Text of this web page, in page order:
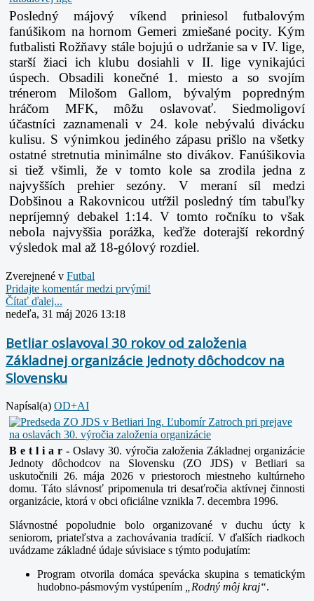
Posledný májový víkend priniesol futbalovým
fanúšikom na hornom Gemeri zmiešané pocity. Kým
futbalisti Rožňavy stále bojujú o udržanie sa v IV. lige,
starší žiaci ich klubu dosiahli v II. lige vynikajúci
úspech. Obsadili konečné 1. miesto a so svojím
trénerom Milošom Gallom, bývalým popredným
hráčom MFK, môžu oslavovať. Siedmoligoví
účastníci zaznamenali v 24. kole nebývalú divácku
kulisu. S výnimkou jediného zápasu prišlo na všetky
ostatné stretnutia minimálne sto divákov. Fanúšikovia
si tiež všimli, že v tomto kole sa zrodila jedna z
najvyšších prehier sezóny. V meraní síl medzi
Dobšinou a Rakovnicou utŕžil posledný tím tabuľky
nepríjemný debakel 1:14. V tomto ročníku to však
nebola najvyššia porážka, keďže doterajší rekordný
výsledok mal až 18-gólový rozdiel.
Zverejnené v Futbal
Pridajte komentár medzi prvými!
Čítať ďalej...
nedeľa, 31 máj 2026 13:18
Betliar oslavoval 30 rokov od založenia
Základnej organizácie Jednoty dôchodcov na
Slovensku
Napísal(a) OD+AI
B e t l i a r - Oslavy 30. výročia založenia Základnej organizácie
Jednoty dôchodcov na Slovensku (ZO JDS) v Betliari sa
uskutočnili 26. mája 2026 v priestoroch miestneho kultúrneho
domu. Táto slávnosť pripomenula tri desaťročia aktívnej činnosti
organizácie, ktorá v obci oficiálne vznikla 7. decembra 1996.
Slávnostné popoludnie bolo organizované v duchu úcty k
seniorom, priateľstva a zachovávania tradícií. V ďalších riadkoch
uvádzame základné údaje súvisiace s týmto podujatím:
Program otvorila domáca spevácka skupina s tematickým
hudobno-pásmovým vystúpením
„Rodný môj kraj“.